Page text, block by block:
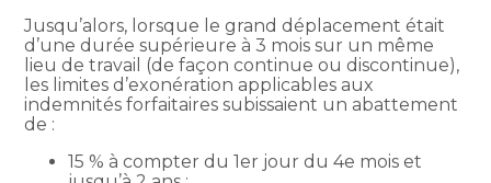
Jusqu’alors, lorsque le grand déplacement était
d’une durée supérieure à 3 mois sur un même
lieu de travail (de façon continue ou discontinue),
les limites d’exonération applicables aux
indemnités forfaitaires subissaient un abattement
de :
15 % à compter du 1er jour du 4e mois et